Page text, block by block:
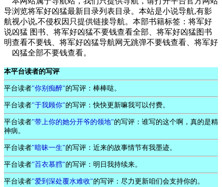
导
航
说
明
浏览将军好凶猛最新目录列表目录。本站是小说导航,有影
视小说,不侵权因只提供链接导航。本部书籍标签：将军好
凶猛 图书、将军好凶猛不要钱查看全部、将军好凶猛图书
查看不要钱、将军好凶猛导航网无跳弹不要钱查看、将军好
凶猛全部不要钱查看。
本平台读者的写评
平台读者"你别痴醉"的写评：棒棒哒。
平台读者"于我顾你"的写评：快快更新嘛我可以付费。
平台读者"带上你的她分开爷的领地"的写评：谁写的这个啊，真的是精
神病。
平台读者"暗昧一生"的写评：近来的故事情节有我墨迹。
平台读者"苩衣慕膤"的写评：明日我持续来。
平台读者"爱到深处覆水难收"的写评：尽力更新咱们会支持你的。